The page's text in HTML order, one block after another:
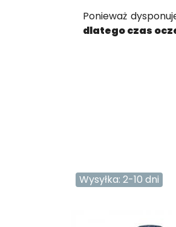
Ponieważ
dlatego czas
Wysyłka: 2-10 dni